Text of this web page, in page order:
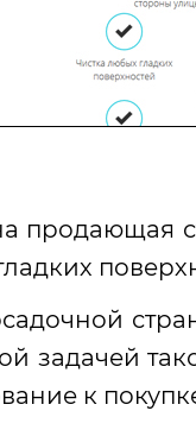
продающая
задачей
к